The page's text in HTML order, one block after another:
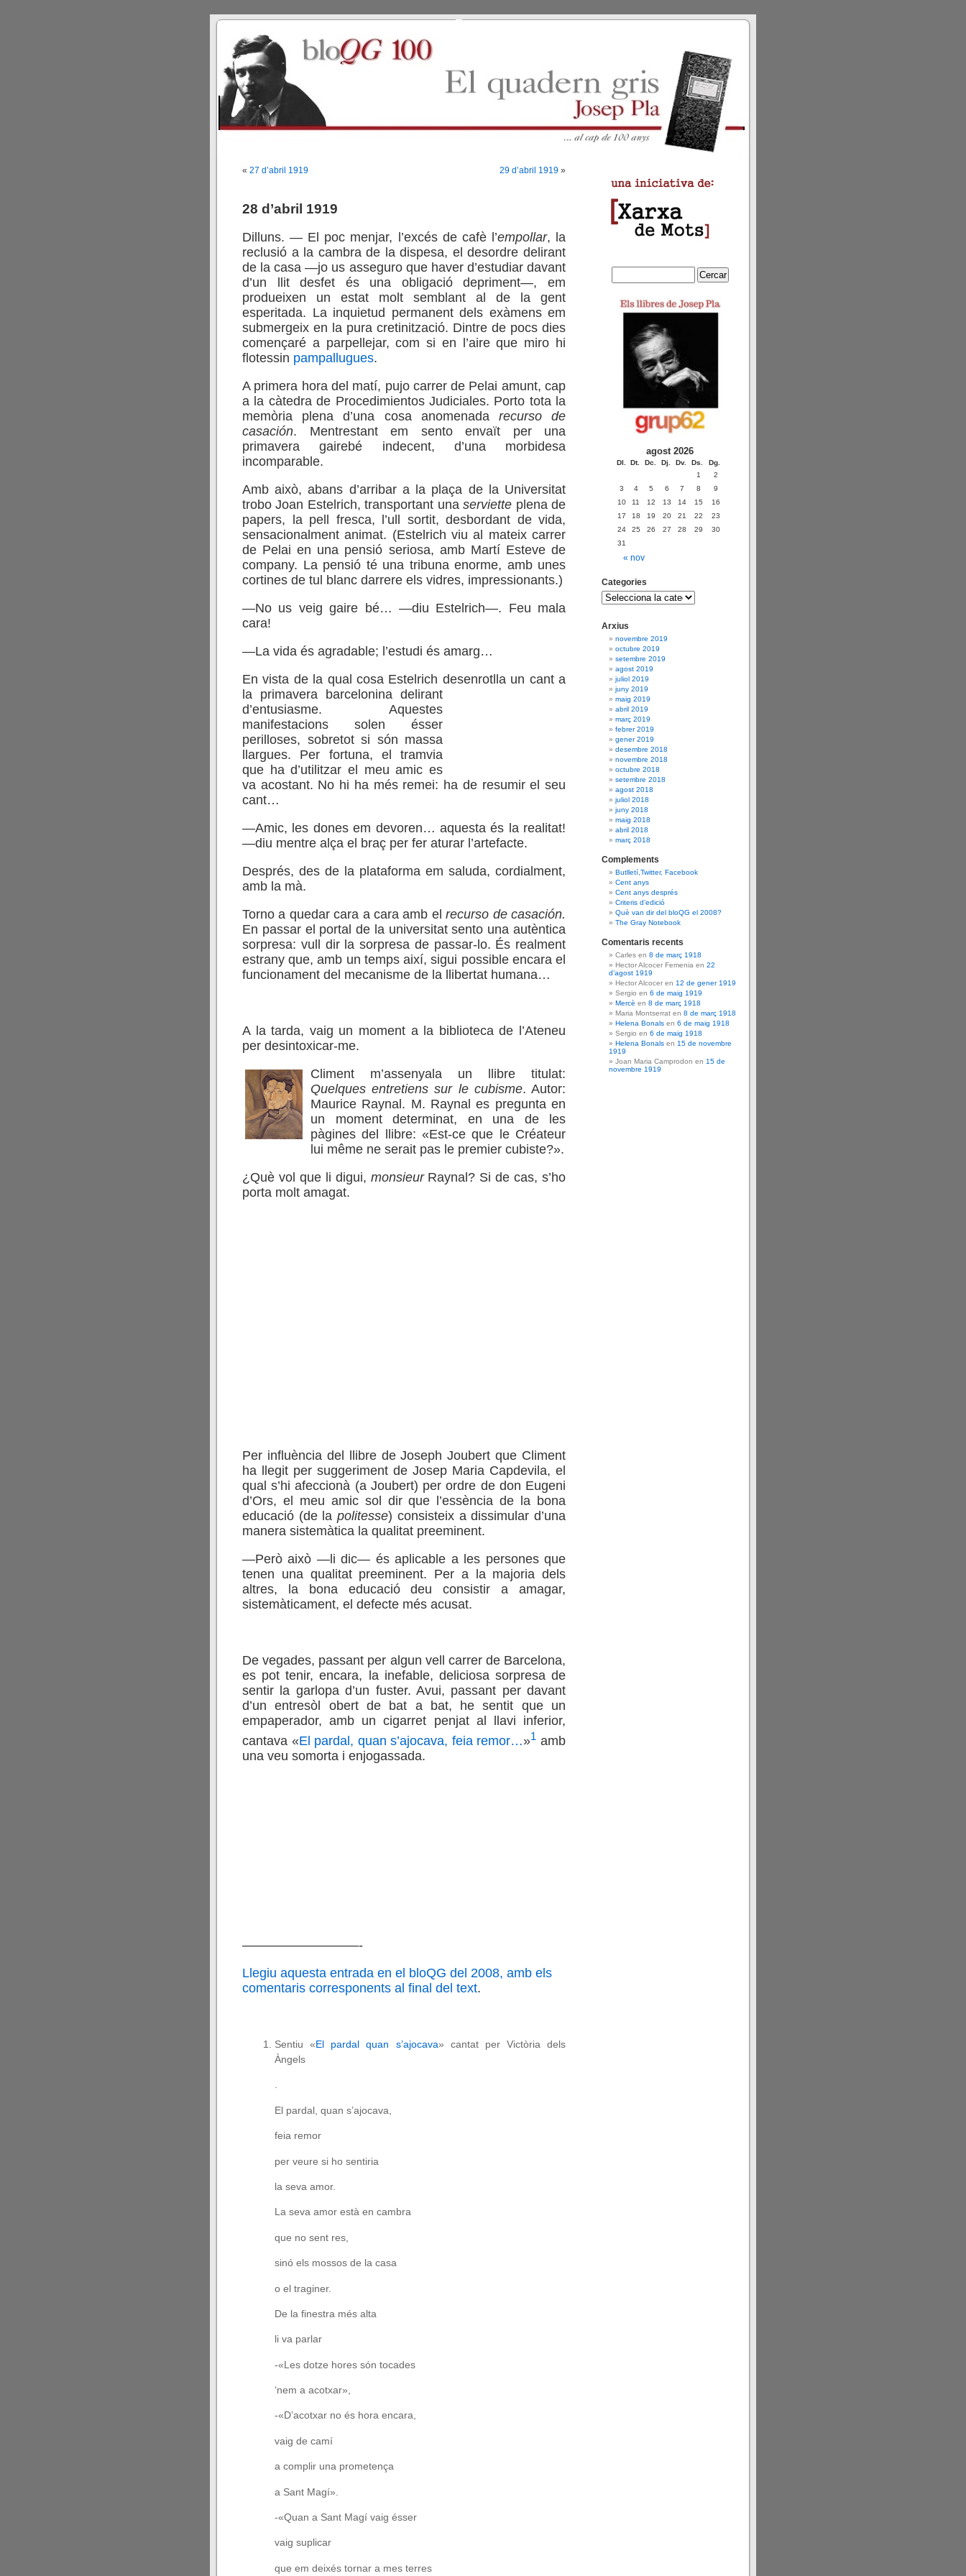
« 27 d’abril 1919 29 d’abril 1919 »
28 d’abril 1919
Dilluns. — El poc menjar, l’excés de cafè l’empollar, la
reclusió a la cambra de la dispesa, el desordre delirant
de la casa —jo us asseguro que haver d’estudiar davant
d’un llit desfet és una obligació depriment—, em
produeixen un estat molt semblant al de la gent
esperitada. La inquietud permanent dels exàmens em
submergeix en la pura cretinització. Dintre de pocs dies
començaré a parpellejar, com si en l’aire que miro hi
flotessin pampallugues.
A primera hora del matí, pujo carrer de Pelai amunt, cap
a la càtedra de Procedimientos Judiciales. Porto tota la
memòria plena d’una cosa anomenada recurso de
casación. Mentrestant em sento envaït per una
primavera gairebé indecent, d’una morbidesa
incomparable.
Amb això, abans d’arribar a la plaça de la Universitat
trobo Joan Estelrich, transportant unaserviette plena de
papers, la pell fresca, l’ull sortit, desbordant de vida,
sensacionalment animat. (Estelrich viu al mateix carrer
de Pelai en una pensió seriosa, amb Martí Esteve de
company. La pensió té una tribuna enorme, amb unes
cortines de tul blanc darrere els vidres, impressionants.)
—No us veig gaire bé… —diu Estelrich—. Feu mala
cara!
—La vida és agradable; l’estudi és amarg…
En vista de la qual cosa Estelrich desenrotlla un cant a
la primavera barcelonina delirant
d’entusiasme. Aquestes
manifestacions solen ésser
perilloses, sobretot si són massa
llargues. Per fortuna, el tramvia
que ha d’utilitzar el meu amic es
va acostant. No hi ha més remei: ha de resumir el seu
cant…
—Amic, les dones em devoren… aquesta és la realitat!
—diu mentre alça el braç per fer aturar l’artefacte.
Després, des de la plataforma em saluda, cordialment,
amb la mà.
Torno a quedar cara a cara amb elrecurso de casación.
En passar el portal de la universitat sento una autèntica
sorpresa: vull dir la sorpresa de passar-lo. És realment
estrany que, amb un temps així, sigui possible encara el
funcionament del mecanisme de la llibertat humana…
A la tarda, vaig un moment a la biblioteca de l’Ateneu
per desintoxicar-me.
Climent m’assenyala un llibre titulat:
Quelques entretiens sur le cubisme. Autor:
Maurice Raynal. M. Raynal es pregunta en
un moment determinat, en una de les
pàgines del llibre: «Est-ce que le Créateur
lui même ne serait pas le premier cubiste?».
¿Què vol que li digui, monsieurRaynal? Si de cas, s’ho
porta molt amagat.
Per influència del llibre de Joseph Joubert que Climent
ha llegit per suggeriment de Josep Maria Capdevila, el
qual s’hi afeccionà (a Joubert) per ordre de don Eugeni
d’Ors, el meu amic sol dir que l’essència de la bona
educació (de lapolitesse) consisteix a dissimular d’una
manera sistemàtica la qualitat preeminent.
—Però això —li dic— és aplicable a les persones que
tenen una qualitat preeminent. Per a la majoria dels
altres, la bona educació deu consistir a amagar,
sistemàticament, el defecte més acusat.
De vegades, passant per algun vell carrer de Barcelona,
es pot tenir, encara, la inefable, deliciosa sorpresa de
sentir la garlopa d’un fuster. Avui, passant per davant
d’un entresòl obert de bat a bat, he sentit que un
empaperador, amb un cigarret penjat al llavi inferior,
cantava «El pardal, quan s’ajocava, feia remor…»1 amb
una veu somorta i enjogassada.
—————————-
Llegiu aquesta entrada en el bloQG del 2008, amb els
comentaris corresponents al final del text.
Sentiu «El pardal quan s’ajocava» cantat per Victòria dels
Àngels
.
El pardal, quan s’ajocava,
feia remor
per veure si ho sentiria
la seva amor.
La seva amor està en cambra
que no sent res,
sinó els mossos de la casa
o el traginer.
De la finestra més alta
li va parlar
-«Les dotze hores són tocades
‘nem a acotxar»,
-«D’acotxar no és hora encara,
vaig de camí
a complir una prometença
a Sant Magí».
-«Quan a Sant Magí vaig ésser
vaig suplicar
que em deixés tornar a mes terres
agost 2026
Dl. Dt. Dc. Dj. Dv. Ds. Dg.
« nov
1
2
3
4 5 6 7 8
9
10
11 12 13 14 15
16
17
18 19 20 21 22
23
24
25 26 27 28 29
30
31
Categories
Arxius
novembre 2019
octubre 2019
setembre 2019
agost 2019
juliol 2019
juny 2019
maig 2019
abril 2019
març 2019
febrer 2019
gener 2019
desembre 2018
novembre 2018
octubre 2018
setembre 2018
agost 2018
juliol 2018
juny 2018
maig 2018
abril 2018
març 2018
Complements
Butlletí,Twitter, Facebook
Cent anys
Cent anys després
Criteris d’edició
Què van dir del bloQG el 2008?
The Gray Notebook
Comentaris recents
Carles en 8 de març 1918
Hector Alcocer Femenia en 22
d’agost 1919
Hector Alcocer en 12 de gener 1919
Sergio en 6 de maig 1919
Mercè en 8 de març 1918
Maria Montserrat en 8 de març 1918
Helena Bonals en 6 de maig 1918
Sergio en 6 de maig 1918
Helena Bonals en 15 de novembre
1919
Joan Maria Camprodon en 15 de
novembre 1919